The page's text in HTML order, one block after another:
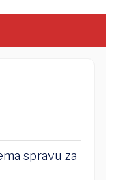
spravu za